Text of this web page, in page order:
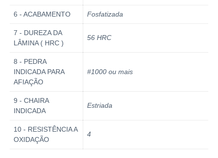
6 - ACABAMENTO Fosfatizada
7 - DUREZA DA
LÂMINA ( HRC )
56 HRC
8 - PEDRA
INDICADA PARA
AFIAÇÃO
#1000 ou mais
9 - CHAIRA
INDICADA
Estriada
10 - RESISTÊNCIA A
OXIDAÇÃO
4